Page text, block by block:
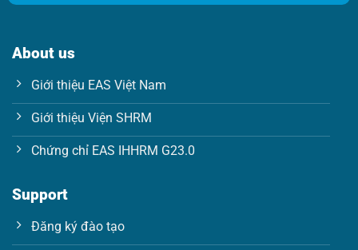
l
About us
Giới thiệu EAS Việt Nam
Giới thiệu Viện SHRM
Chứng chỉ EAS IHHRM G23.0
Support
Đăng ký đào tạo